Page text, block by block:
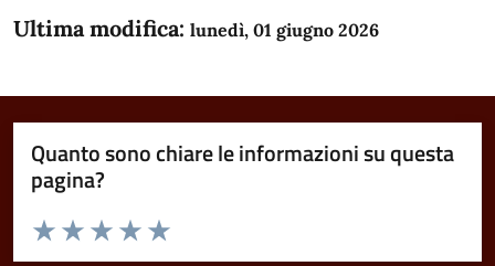
Ultima modifica: lunedì, 01 giugno 2026
Quanto sono chiare le informazioni su questa
pagina?
Domanda
Valuta da 1 a 5 stelle la pagina
Valuta 5 stelle su 5
Valuta 4 stelle su 5
Valuta 3 stelle su 5
Valuta 2 stelle su 5
Valuta 1 stelle su 5